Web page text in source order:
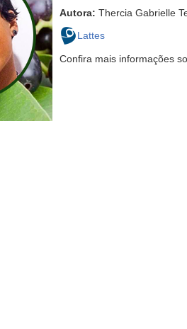
Autora: Thercia Gabrielle
Lattes
Confira mais informações